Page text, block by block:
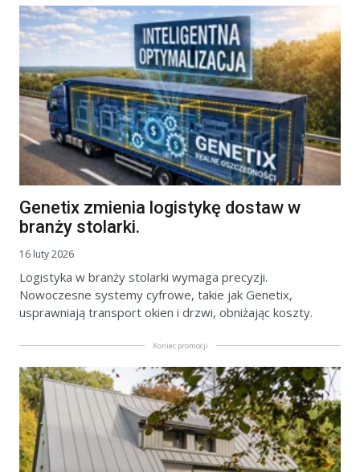
Genetix zmienia logistykę dostaw w
branży stolarki.
16 luty 2026
Logistyka w branży stolarki wymaga precyzji.
Nowoczesne systemy cyfrowe, takie jak Genetix,
usprawniają transport okien i drzwi, obniżając koszty.
Koniec promocji